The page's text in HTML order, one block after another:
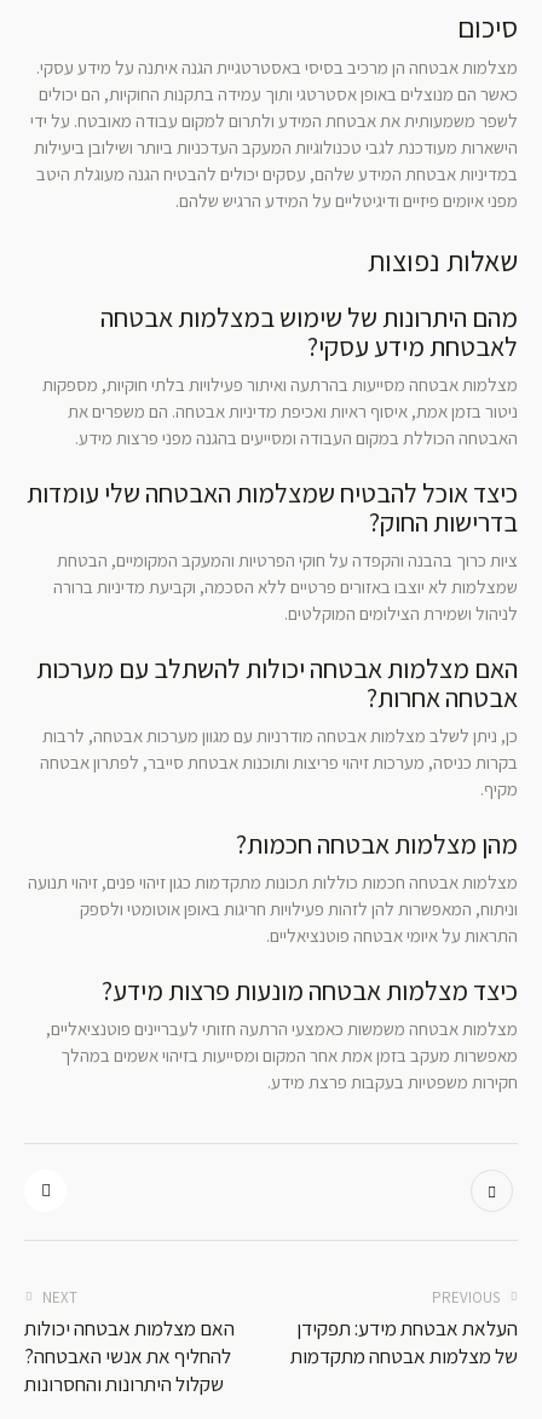
סיכום
מצלמות אבטחה הן מרכיב בסיסי באסטרטגיית הגנה איתנה על מידע עסקי.
כאשר הם מנוצלים באופן אסטרטגי ותוך עמידה בתקנות החוקיות, הם יכולים
לשפר משמעותית את אבטחת המידע ולתרום למקום עבודה מאובטח. על ידי
הישארות מעודכנת לגבי טכנולוגיות המעקב העדכניות ביותר ושילובן ביעילות
במדיניות אבטחת המידע שלהם, עסקים יכולים להבטיח הגנה מעוגלת היטב
מפני איומים פיזיים ודיגיטליים על המידע הרגיש שלהם.
שאלות נפוצות
מהם היתרונות של שימוש במצלמות אבטחה
לאבטחת מידע עסקי?
מצלמות אבטחה מסייעות בהרתעה ואיתור פעילויות בלתי חוקיות, מספקות
ניטור בזמן אמת, איסוף ראיות ואכיפת מדיניות אבטחה. הם משפרים את
האבטחה הכוללת במקום העבודה ומסייעים בהגנה מפני פרצות מידע.
כיצד אוכל להבטיח שמצלמות האבטחה שלי עומדות
בדרישות החוק?
ציות כרוך בהבנה והקפדה על חוקי הפרטיות והמעקב המקומיים, הבטחת
שמצלמות לא יוצבו באזורים פרטיים ללא הסכמה, וקביעת מדיניות ברורה
לניהול ושמירת הצילומים המוקלטים.
האם מצלמות אבטחה יכולות להשתלב עם מערכות
אבטחה אחרות?
כן, ניתן לשלב מצלמות אבטחה מודרניות עם מגוון מערכות אבטחה, לרבות
בקרות כניסה, מערכות זיהוי פריצות ותוכנות אבטחת סייבר, לפתרון אבטחה
מקיף.
מהן מצלמות אבטחה חכמות?
מצלמות אבטחה חכמות כוללות תכונות מתקדמות כגון זיהוי פנים, זיהוי תנועה
וניתוח, המאפשרות להן לזהות פעילויות חריגות באופן אוטומטי ולספק
התראות על איומי אבטחה פוטנציאליים.
כיצד מצלמות אבטחה מונעות פרצות מידע?
מצלמות אבטחה משמשות כאמצעי הרתעה חזותי לעבריינים פוטנציאליים,
מאפשרות מעקב בזמן אמת אחר המקום ומסייעות בזיהוי אשמים במהלך
חקירות משפטיות בעקבות פרצת מידע.
PREVIOUS
העלאת אבטחת מידע: תפקידן
של מצלמות אבטחה מתקדמות
NEXT
האם מצלמות אבטחה יכולות
להחליף את אנשי האבטחה?
שקלול היתרונות והחסרונות